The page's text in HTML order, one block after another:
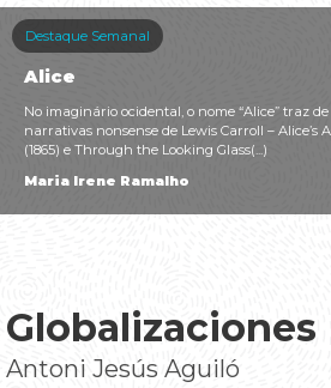
Destaque Semanal
Alice
No imaginário ocidental, o nome “Alice” traz
narrativas nonsense de Lewis Carroll – Alice’s
(1865) e Through the Looking Glass(...)
Maria Irene Ramalho
Globalizaciones
Antoni Jesús Aguiló